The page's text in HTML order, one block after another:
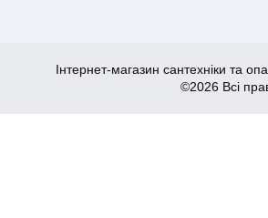
Інтернет-магазин сантехніки та
©2026 Всі